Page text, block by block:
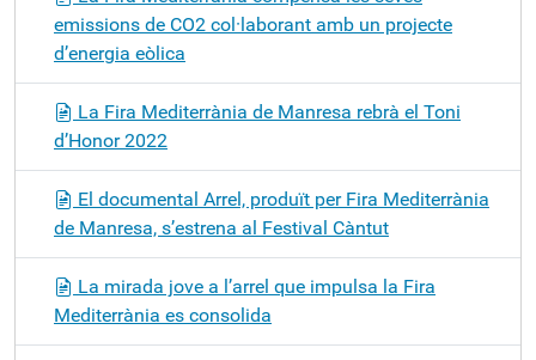
emissions de CO2 col·laborant amb un projecte
d’energia eòlica
La Fira Mediterrània de Manresa rebrà el Toni
d’Honor 2022
El documental Arrel, produït per Fira Mediterrània
de Manresa, s’estrena al Festival Càntut
La mirada jove a l’arrel que impulsa la Fira
Mediterrània es consolida